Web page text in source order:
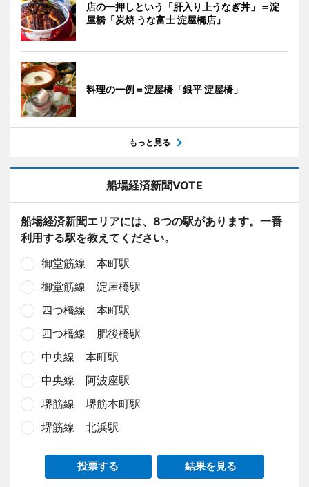
店の一押しという「肝入り上うなぎ丼」＝淀
屋橋「炭焼 うな富士 淀屋橋店」
料理の一例＝淀屋橋「銀平 淀屋橋」
もっと見る
船場経済新聞VOTE
船場経済新聞エリアには、8つの駅があります。一番
利用する駅を教えてください。
御堂筋線 本町駅
御堂筋線 淀屋橋駅
四つ橋線 本町駅
四つ橋線 肥後橋駅
中央線 本町駅
中央線 阿波座駅
堺筋線 堺筋本町駅
堺筋線 北浜駅
投票する 結果を見る